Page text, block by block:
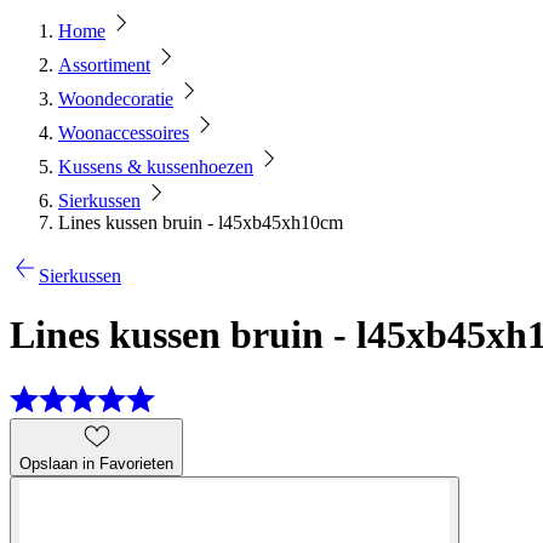
Home
Assortiment
Woondecoratie
Woonaccessoires
Kussens & kussenhoezen
Sierkussen
Lines kussen bruin - l45xb45xh10cm
Sierkussen
Lines kussen bruin -
Opslaan in Favorieten